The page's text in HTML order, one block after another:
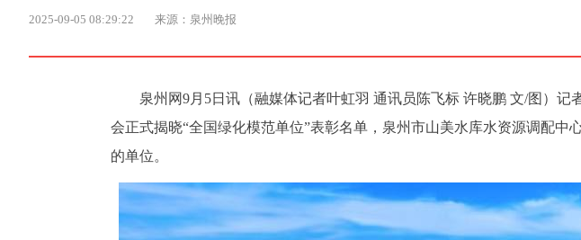
2025-09-05 08:29:22 来源：泉州晚报
泉州网9月5日讯（融媒体记者叶虹羽 通讯员陈飞标 许晓鹏 文/图）
会正式揭晓“全国绿化模范单位”表彰名单，泉州市山美水库水资源调配中
的单位。